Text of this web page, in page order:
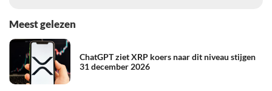
Meest gelezen
ChatGPT ziet XRP koers naar dit niveau stijgen
31 december 2026